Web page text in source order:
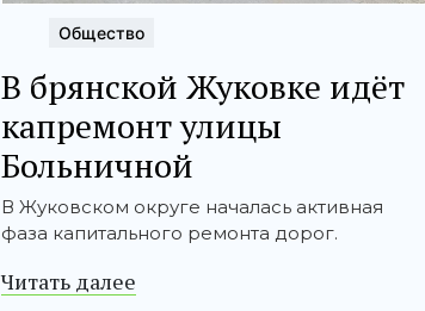
Общество
В брянской Жуковке идёт
капремонт улицы
Больничной
В Жуковском округе началась активная
фаза капитального ремонта дорог.
Читать далее